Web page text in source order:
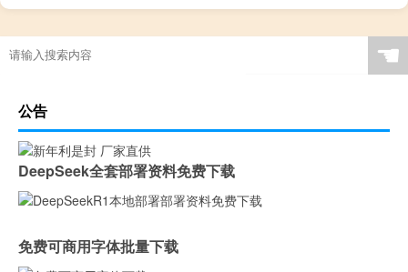
车评头条：上汽MG5长测（5）日记：“硬鞋”不好跑
☚
公告
DeepSeek全套部署资料免费下载
免费可商用字体批量下载